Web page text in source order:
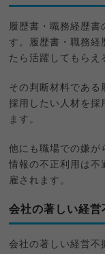
履歴書・職務経歴書
す。履歴書・職務経
たら活躍してもらえ
その判断材料である
採用したい人材を採
ます。
他にも職場での嫌が
情報の不正利用は不
雇されます。
会社の著しい経営
会社の著しい経営不